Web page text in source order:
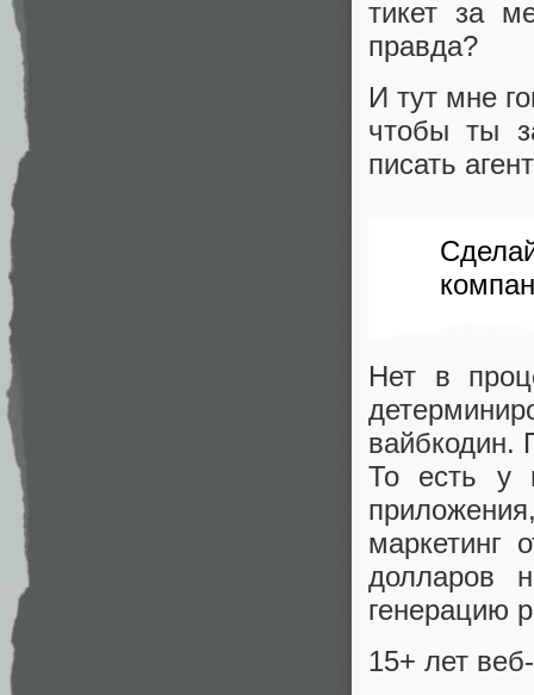
тикет за
правда?
И тут мне
чтобы ты
писать
Нет в
вайбкодин.
То есть у
маркетинг
долларов
генерацию
15+ лет